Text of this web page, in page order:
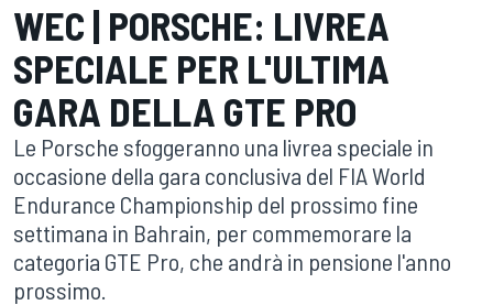
WEC | PORSCHE: LIVREA
SPECIALE PER L'ULTIMA
GARA DELLA GTE PRO
Le Porsche sfoggeranno una livrea speciale in
occasione della gara conclusiva del FIA World
Endurance Championship del prossimo fine
settimana in Bahrain, per commemorare la
categoria GTE Pro, che andrà in pensione l'anno
prossimo.